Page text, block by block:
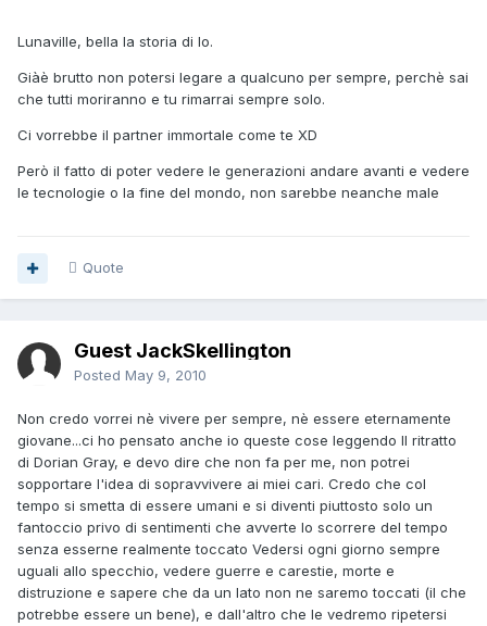
Lunaville, bella la storia di Io.
Giàè brutto non potersi legare a qualcuno per sempre, perchè sai
che tutti moriranno e tu rimarrai sempre solo.
Ci vorrebbe il partner immortale come te XD
Però il fatto di poter vedere le generazioni andare avanti e vedere
le tecnologie o la fine del mondo, non sarebbe neanche male
Quote
Guest JackSkellington
Posted May 9, 2010
Non credo vorrei nè vivere per sempre, nè essere eternamente
giovane...ci ho pensato anche io queste cose leggendo Il ritratto
di Dorian Gray, e devo dire che non fa per me, non potrei
sopportare l'idea di sopravvivere ai miei cari. Credo che col
tempo si smetta di essere umani e si diventi piuttosto solo un
fantoccio privo di sentimenti che avverte lo scorrere del tempo
senza esserne realmente toccato Vedersi ogni giorno sempre
uguali allo specchio, vedere guerre e carestie, morte e
distruzione e sapere che da un lato non ne saremo toccati (il che
potrebbe essere un bene), e dall'altro che le vedremo ripetersi